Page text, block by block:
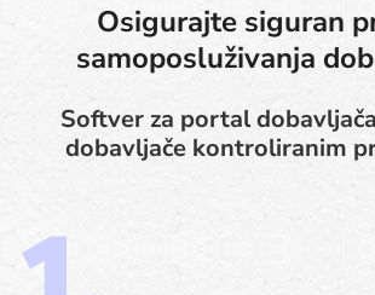
Osigurajte siguran
samoposluživanja
Softver za portal
dobavljače kontroliranim